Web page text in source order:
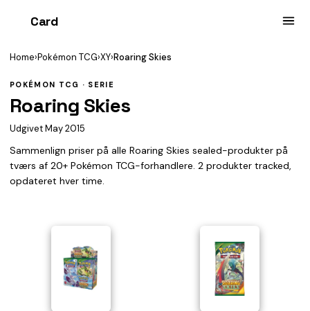
Card
Home›Pokémon TCG›XY›Roaring Skies
POKÉMON TCG · SERIE
Roaring Skies
Udgivet May 2015
Sammenlign priser på alle Roaring Skies sealed-produkter på
tværs af 20+ Pokémon TCG-forhandlere. 2 produkter tracked,
opdateret hver time.